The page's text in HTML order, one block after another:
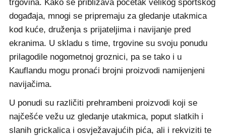
trgovina. Kako se približava početak velikog sportskog
događaja, mnogi se pripremaju za gledanje utakmica
kod kuće, druženja s prijateljima i navijanje pred
ekranima. U skladu s time, trgovine su svoju ponudu
prilagodile nogometnoj groznici, pa se tako i u
Kauflandu mogu pronaći brojni proizvodi namijenjeni
navijačima.
U ponudi su različiti prehrambeni proizvodi koji se
najčešće vežu uz gledanje utakmica, poput slatkih i
slanih grickalica i osvježavajućih pića, ali i rekviziti te